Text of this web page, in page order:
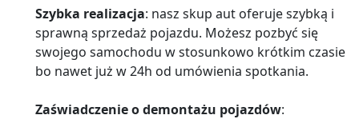
Szybka realizacja: nasz skup aut oferuje szybką i
sprawną sprzedaż pojazdu. Możesz pozbyć się
swojego samochodu w stosunkowo krótkim czasie
bo nawet już w 24h od umówienia spotkania.
Zaświadczenie o demontażu pojazdów: